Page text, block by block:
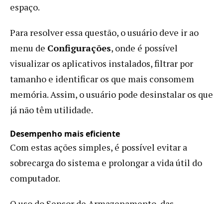
espaço.
Para resolver essa questão, o usuário deve ir ao
menu de Configurações, onde é possível
visualizar os aplicativos instalados, filtrar por
tamanho e identificar os que mais consomem
memória. Assim, o usuário pode desinstalar os que
já não têm utilidade.
Desempenho mais eficiente
Com estas ações simples, é possível evitar a
sobrecarga do sistema e prolongar a vida útil do
computador.